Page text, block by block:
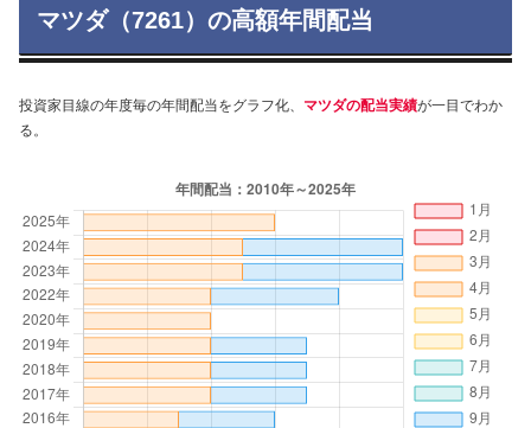
マツダ（7261）の高額年間配当
投資家目線の年度毎の年間配当をグラフ化、 マツダの配当実績が一目でわか
る。